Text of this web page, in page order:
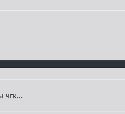
чгк...